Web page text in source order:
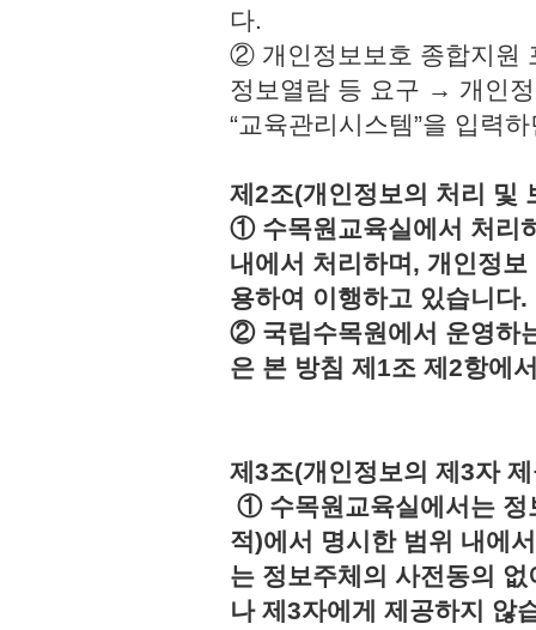
다.
② 개인정보보호 종합지원
정보열람 등 요구 → 개인
“교육관리시스템”을 입력
제2조(개인정보의 처리 및
① 수목원교육실에서 처리
내에서 처리하며, 개인정
용하여 이행하고 있습니다.
② 국립수목원에서 운영하
은 본 방침 제1조 제2항에
제3조(개인정보의 제3자
① 수목원교육실에서는 정
적)에서 명시한 범위 내에
는 정보주체의 사전동의
나 제3자에게 제공하지 않